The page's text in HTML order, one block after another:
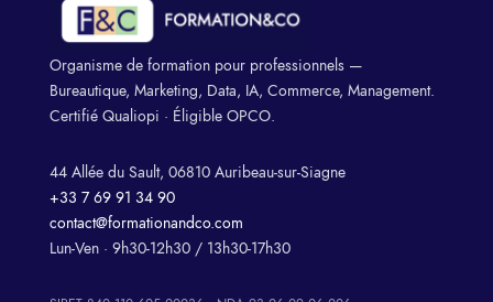
Organisme de formation pour professionnels —
Bureautique, Marketing, Data, IA, Commerce, Management.
Certifié Qualiopi · Éligible OPCO.
44 Allée du Sault, 06810 Auribeau-sur-Siagne
+33 7 69 91 34 90
contact@formationandco.com
Lun-Ven · 9h30-12h30 / 13h30-17h30